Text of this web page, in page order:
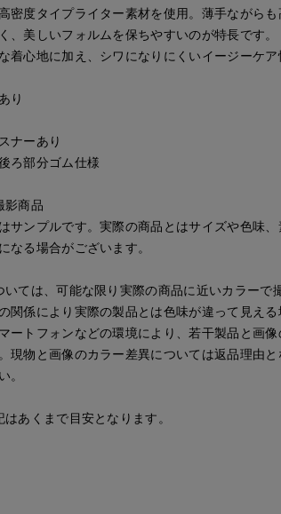
le cassetto
Mikiko
新宿タカシマヤSUPERIOR CLOSET
158 cm
Rina
日本橋高島屋M Maglie le cassetto
155cm
Rina
日本橋高島屋
155
cm
密度タイプライター素材を使用。薄手ながら
、美しいフォルムを保ちやすいのが特長です
着心地に加え、シワになりにくいイージーケア
り
ナーあり
ろ部分ゴム仕様
影商品
サンプルです。実際の商品とはサイズや色味
なる場合がございます。
いては、可能な限り実際の商品に近いカラーで
関係により実際の製品とは色味が違って見え
ートフォンなどの環境により、若干製品と画
現物と画像のカラー差異については返品理由
。
あくまで目安となります。